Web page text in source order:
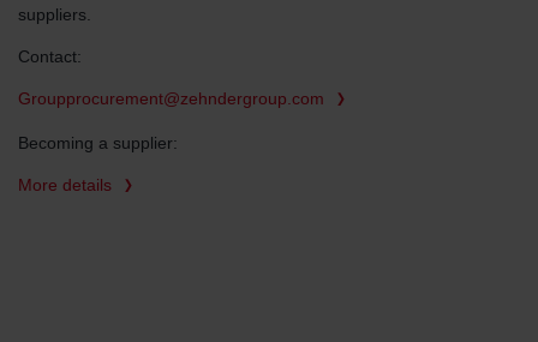
suppliers.
Contact:
Groupprocurement@zehndergroup.com
Becoming a supplier:
More details